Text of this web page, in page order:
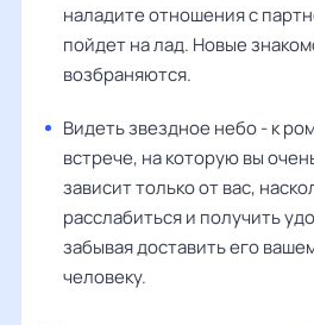
наладите отношения с
пойдет на лад. Новые
возбраняются.
Видеть звездное небо - к
встрече, на которую вы
зависит только от вас,
расслабиться и получить
забывая доставить его
человеку.